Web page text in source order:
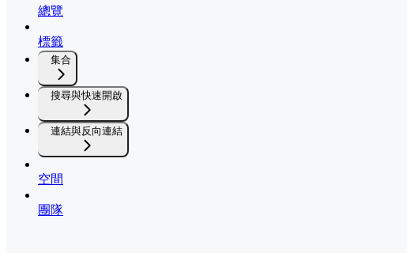
總覽
標籤
集合
搜尋與快速開啟
連結與反向連結
空間
團隊